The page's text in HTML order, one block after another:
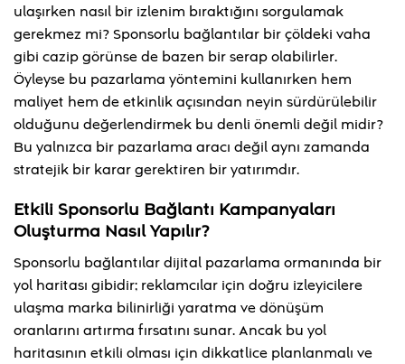
ulaşırken nasıl bir izlenim bıraktığını sorgulamak
gerekmez mi? Sponsorlu bağlantılar bir çöldeki vaha
gibi cazip görünse de bazen bir serap olabilirler.
Öyleyse bu pazarlama yöntemini kullanırken hem
maliyet hem de etkinlik açısından neyin sürdürülebilir
olduğunu değerlendirmek bu denli önemli değil midir?
Bu yalnızca bir pazarlama aracı değil aynı zamanda
stratejik bir karar gerektiren bir yatırımdır.
Etkili Sponsorlu Bağlantı Kampanyaları
Oluşturma Nasıl Yapılır?
Sponsorlu bağlantılar dijital pazarlama ormanında bir
yol haritası gibidir; reklamcılar için doğru izleyicilere
ulaşma marka bilinirliği yaratma ve dönüşüm
oranlarını artırma fırsatını sunar. Ancak bu yol
haritasının etkili olması için dikkatlice planlanmalı ve